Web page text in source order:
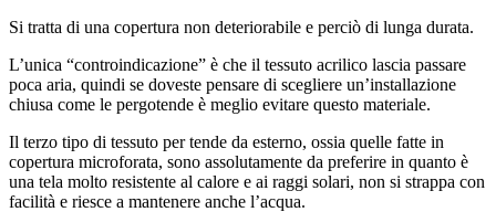
Si tratta di una copertura non deteriorabile e perciò di lunga durata.
L’unica “controindicazione” è che il tessuto acrilico lascia passare
poca aria, quindi se doveste pensare di scegliere un’installazione
chiusa come le pergotende è meglio evitare questo materiale.
Il terzo tipo di tessuto per tende da esterno, ossia quelle fatte in
copertura microforata, sono assolutamente da preferire in quanto è
una tela molto resistente al calore e ai raggi solari, non si strappa con
facilità e riesce a mantenere anche l’acqua.